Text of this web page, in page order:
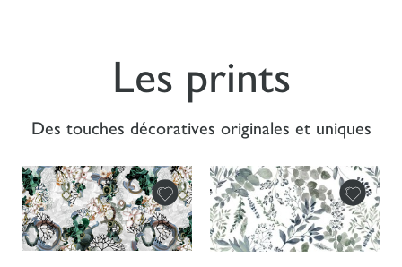
Les prints
Des touches décoratives originales et uniques